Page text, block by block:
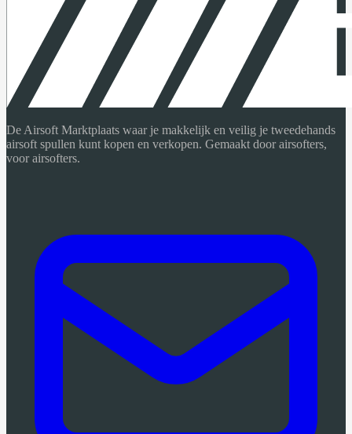
De Airsoft Marktplaats waar je makkelijk en veilig je tweedehands
airsoft spullen kunt kopen en verkopen. Gemaakt door airsofters,
voor airsofters.